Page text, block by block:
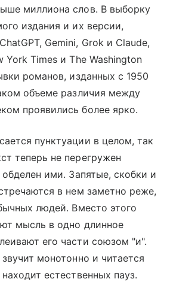
миллиона слов. В выборку
издания и их версии,
Gemini, Grok и Claude,
York Times и The Washington
романов, изданных с 1950
объеме различия между
проявились более ярко.
пунктуации в целом, так
теперь не перегружен
ими. Запятые, скобки и
в нем заметно реже,
людей. Вместо этого
мысль в одно длинное
его части союзом "и".
монотонно и читается
естественных пауз.